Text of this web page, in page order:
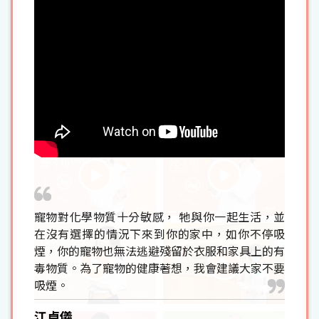
寵物對化學物質十分敏感， 牠與你一起生活，並
在沒有選擇的情況下來到你的家中，如你不停吸
煙，你的寵物也無法逃避殘留於衣服和家具上的有
毒物質。為了寵物的健康著想，我會建議大家不要
吸煙。